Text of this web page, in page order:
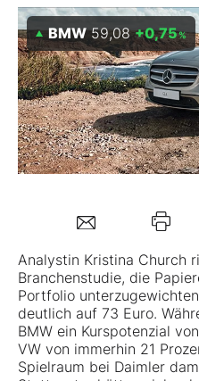
BO-Musterdepots
Experten
Mein B:O
Folgen Sie uns
Kontakt
BMW 59,08 +0,75%
Analystin Kristina Church
Branchenstudie, die
Portfolio
deutlich auf 73 Euro.
BMW ein Kurspotenzial
VW von immerhin 21
Spielraum bei Daimler